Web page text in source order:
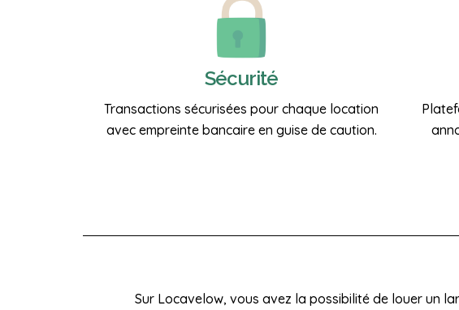
Sécurité
Transactions sécurisées pour chaque location
avec empreinte bancaire en guise de caution.
Sur Locavelow, vous avez la possibilité de louer un